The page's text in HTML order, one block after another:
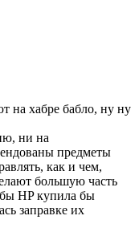
на хабре бабло, ну ну
ни на
предметы
как и чем,
большую часть
HP купила бы
заправке их